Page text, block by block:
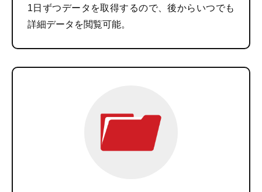
1日ずつデータを取得するので、後からいつでも
詳細データを閲覧可能。